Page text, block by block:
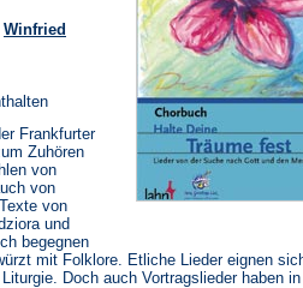
Winfried
Frankfurter
Zuhören
von
von
von
und
begegnen
mit Folklore. Etliche Lieder eignen
Doch auch Vortragslieder haben